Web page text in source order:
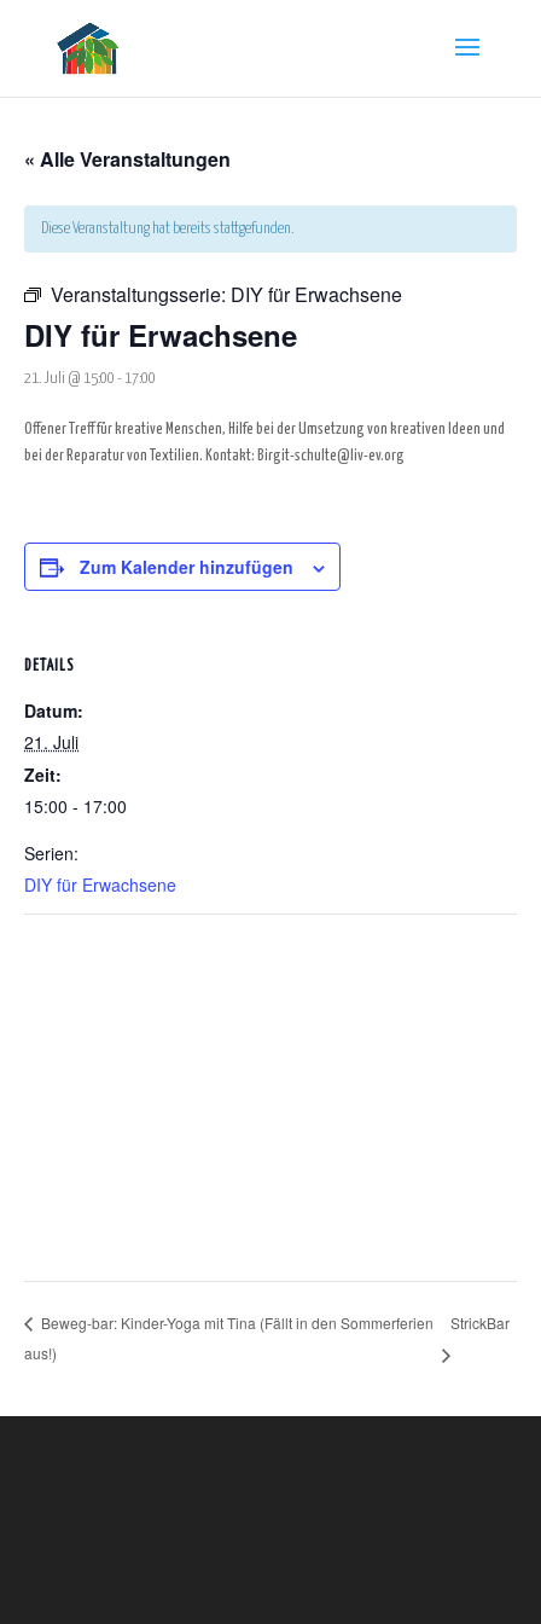
« Alle Veranstaltungen
Diese Veranstaltung hat bereits stattgefunden.
Veranstaltungsserie: DIY für Erwachsene
DIY für Erwachsene
21. Juli @ 15:00 - 17:00
Offener Treff für kreative Menschen, Hilfe bei der Umsetzung von kreativen Ideen und
bei der Reparatur von Textilien. Kontakt: Birgit-schulte@liv-ev.org
Zum Kalender hinzufügen
DETAILS
Datum:
21. Juli
Zeit:
15:00 - 17:00
Serien:
DIY für Erwachsene
Beweg-bar: Kinder-Yoga mit Tina (Fällt in den Sommerferien
aus!)
StrickBar